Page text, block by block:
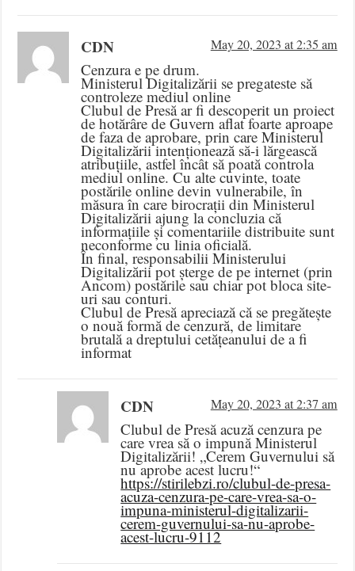
CDN May 20, 2023 at 2:35 am
Cenzura e pe drum.
Ministerul Digitalizării se pregateste să
controleze mediul online
Clubul de Presă ar fi descoperit un proiect
de hotărâre de Guvern aflat foarte aproape
de faza de aprobare, prin care Ministerul
Digitalizării intenționează să-i lărgească
atribuțiile, astfel încât să poată controla
mediul online. Cu alte cuvinte, toate
postările online devin vulnerabile, în
măsura în care birocrații din Ministerul
Digitalizării ajung la concluzia că
informațiile și comentariile distribuite sunt
neconforme cu linia oficială.
În final, responsabilii Ministerului
Digitalizării pot șterge de pe internet (prin
Ancom) postările sau chiar pot bloca site-
uri sau conturi.
Clubul de Presă apreciază că se pregătește
o nouă formă de cenzură, de limitare
brutală a dreptului cetățeanului de a fi
informat
CDN May 20, 2023 at 2:37 am
Clubul de Presă acuză cenzura pe
care vrea să o impună Ministerul
Digitalizării! „Cerem Guvernului să
nu aprobe acest lucru!“
https://stirilebzi.ro/clubul-de-presa-
acuza-cenzura-pe-care-vrea-sa-o-
impuna-ministerul-digitalizarii-
cerem-guvernului-sa-nu-aprobe-
acest-lucru-9112